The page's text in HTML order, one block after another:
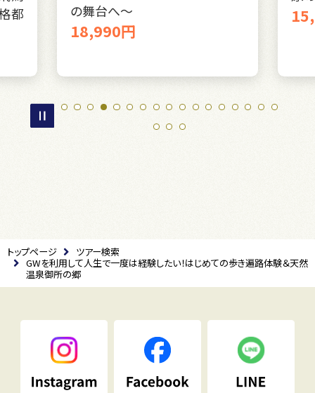
15,990円
トップページ
ツアー検索
GWを利用して人生で一度は経験したい！はじめての歩き遍路体験＆天然
温泉御所の郷